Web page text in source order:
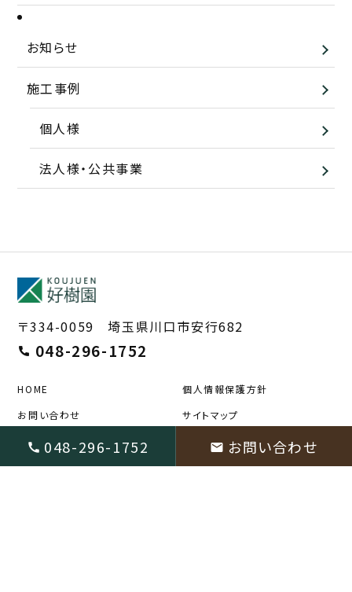
お知らせ
施工事例
個人様
法人様・公共事業
〒334-0059 埼玉県川口市安行682
048-296-1752
HOME
お問い合わせ
個人情報保護方針
サイトマップ
048-296-1752 お問い合わせ